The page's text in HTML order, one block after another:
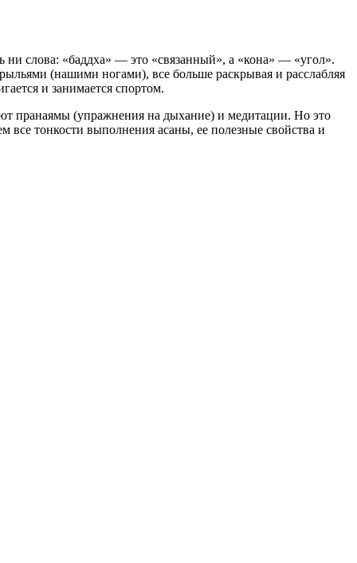
ни слова: «баддха» — это «связанный», а «кона» — «угол».
(нашими ногами), все больше раскрывая и расслабляя
и занимается спортом.
пранаямы (упражнения на дыхание) и медитации. Но это
все тонкости выполнения асаны, ее полезные свойства и